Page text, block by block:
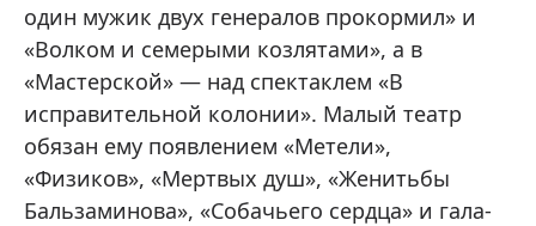
один мужик двух генералов прокормил» и
«Волком и семерыми козлятами», а в
«Мастерской» — над спектаклем «В
исправительной колонии». Малый театр
обязан ему появлением «Метели»,
«Физиков», «Мертвых душ», «Женитьбы
Бальзаминова», «Собачьего сердца» и гала-